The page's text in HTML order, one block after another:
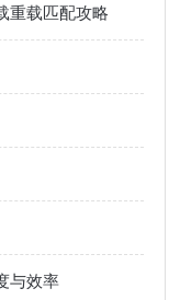
重载匹配攻略
与效率